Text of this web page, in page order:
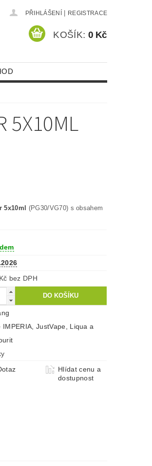
PŘIHLÁŠENÍ REGISTRACE
KOŠÍK: 0 Kč
5X10ML
5x10ml
(PG30/VG70) s obsahem
412 Kč bez DPH
IMPERIA, JustVape, Liqua a
Hlídat cenu a
dostupnost